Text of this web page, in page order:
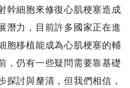
幹細胞來修復心肌梗塞造成
潛力，目前許多國家正在進
胞移植能成為心肌梗塞的輔
，仍有一些疑問需要靠基礎
探討與釐清，但我們相信，